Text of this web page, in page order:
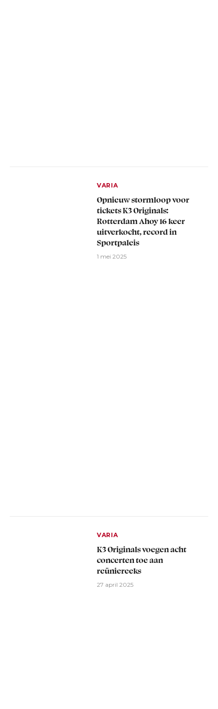
VARIA
Opnieuw stormloop voor
tickets K3 Originals:
Rotterdam Ahoy 16 keer
uitverkocht, record in
Sportpaleis
1 mei 2025
VARIA
K3 Originals voegen acht
concerten toe aan
reüniereeks
27 april 2025